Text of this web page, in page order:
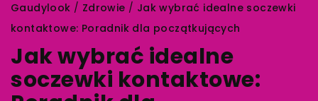
Gaudylook / Zdrowie / Jak wybrać idealne soczewki
kontaktowe: Poradnik dla początkujących
Jak wybrać idealne
soczewki kontaktowe: